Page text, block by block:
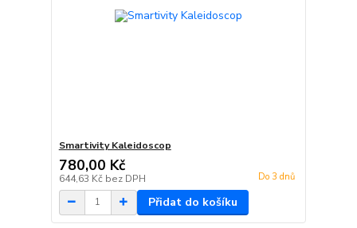
Smartivity Kaleidoscop
780,00 Kč
644,63 Kč bez DPH Do 3 dnů
Přidat do košíku